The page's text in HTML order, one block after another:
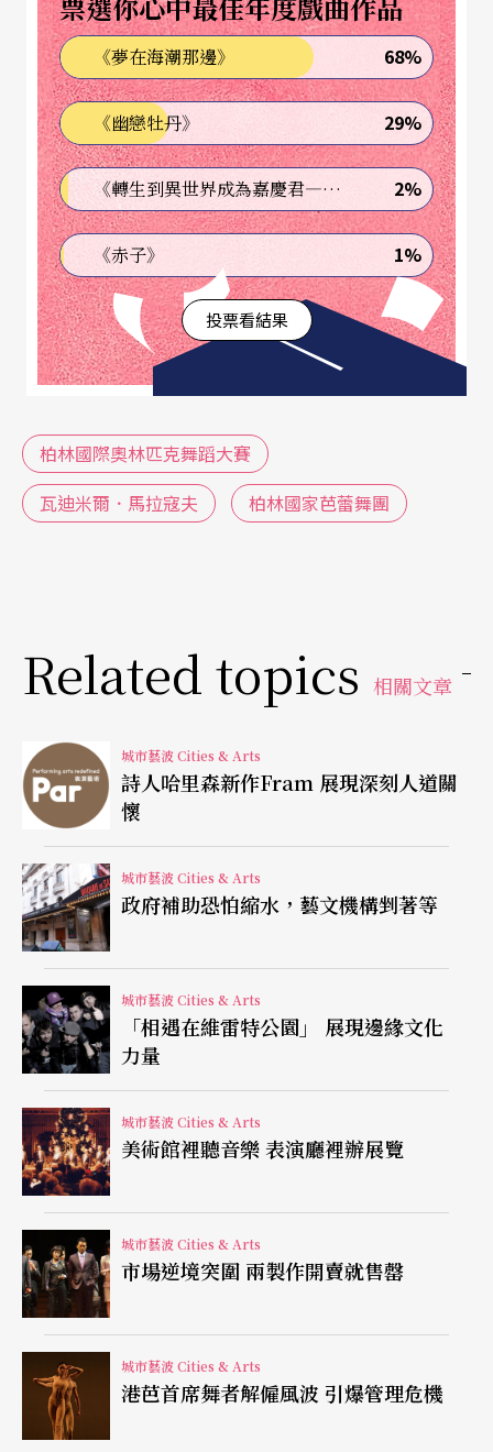
十一歲間。至今已有近三十個國家的舞者或舞蹈學
校組隊來德國參加比賽，十位裁判中多數是歐美芭
蕾舞團、舞蹈學院的獨舞者、編舞家或總監等，今
年的裁判之一Cynthia Harvey是曾擔任美國芭蕾劇
院與皇家芭蕾舞團的首席舞者，她也曾是芭蕾巨星
巴瑞尼辛可夫及紐瑞耶夫的舞伴。
第六屆「國際舞蹈奧林匹克」於今年二月十八日至
二十二日舉行，除了在俄國科學文化館（Russian H
ouse of Science and Culture）三天之賽程之外，大
會還提供工作坊、研討會與參觀博物館的文化活
動，約有六百多位舞者來柏林共襄盛舉。比賽成果
選出各組的金、銀、銅牌獎與特別鼓勵獎，除獎杯
之外，金牌得主還有三百歐元的獎金，特別優秀的
對青少年都是難能可貴的學習機會！
為方便國外團體，主辦單位也替參賽者統籌住宿行
程等，例如三百二十歐元含五天四夜的四星級旅館
與早晚餐、參觀博物館、比賽獎金、芭蕾舞課以及
匯演門票等。每年有大批俄國知名舞蹈學校像波修
瓦芭蕾舞團附設學院等來柏林參賽，還有德國、瑞
士、美國、卡薩斯坦（Kasachstan）、塞爾維亞（S
erbia）、巴西等訓練有素的舞者，亞洲方面則多數
是韓國、日本的參賽者。這些身手不凡的小舞者皆
是有備而來的，舞蹈奧林匹克競賽是他們跳入國際
舞台的試金石。經典芭蕾舞名作如：《天鵝湖》、
《胡桃鉗》、《睡美人》、《唐吉訶德》等之獨
舞、雙人舞皆是舞者們的首選舞碼。
高潮匯演喜見舞蹈新秀
「國際舞蹈奧林匹克」的最高潮是在「柏林藝術節
劇院」（Berliner Festspiele）的匯演（Gala），裁
判選出最優秀的團體或個人共同演出，並非所有得
獎者都可以參與這個國際舞台
《夢在海潮那邊》 68%
《幽戀牡丹》 29%
《轉生到異世界成為嘉慶君—發現我的祖先是詐騙集團!?》 2%
《赤子》 1%
投票看結果
柏林國際奧林匹克舞蹈大賽
瓦迪米爾．馬拉寇夫
柏林國家芭蕾舞團
Related topics 相關文章
城市藝波 Cities & Arts
詩人哈里森新作Fram 展現深刻人道關
懷
城市藝波 Cities & Arts
政府補助恐怕縮水，藝文機構剉著等
城市藝波 Cities & Arts
「相遇在維雷特公園」 展現邊緣文化
力量
城市藝波 Cities & Arts
美術館裡聽音樂 表演廳裡辦展覽
城市藝波 Cities & Arts
市場逆境突圍 兩製作開賣就售罄
城市藝波 Cities & Arts
港芭首席舞者解僱風波 引爆管理危機